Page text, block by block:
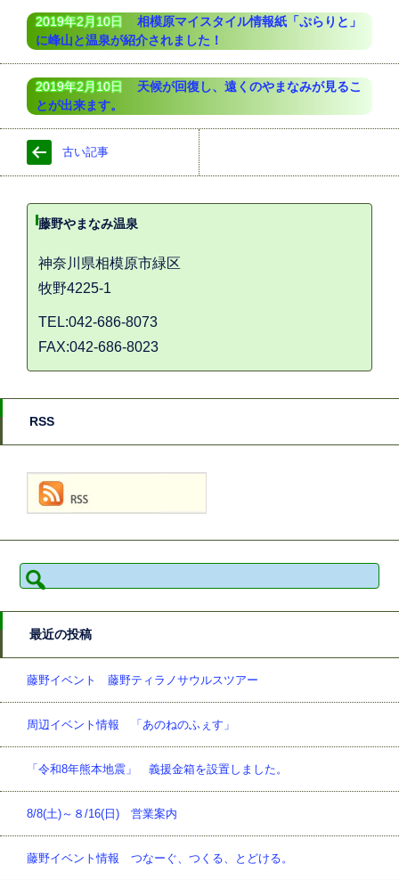
2019年2月10日 相模原マイスタイル情報紙「ぷらりと」
に峰山と温泉が紹介されました！
2019年2月10日 天候が回復し、遠くのやまなみが見るこ
とが出来ます。
古い記事
藤野やまなみ温泉
神奈川県相模原市緑区
牧野4225-1
TEL:042-686-8073
FAX:042-686-8023
RSS
検
索:
最近の投稿
藤野イベント 藤野ティラノサウルスツアー
周辺イベント情報 「あのねのふぇす」
「令和8年熊本地震」 義援金箱を設置しました。
8/8(土)～８/16(日) 営業案内
藤野イベント情報 つなーぐ、つくる、とどける。